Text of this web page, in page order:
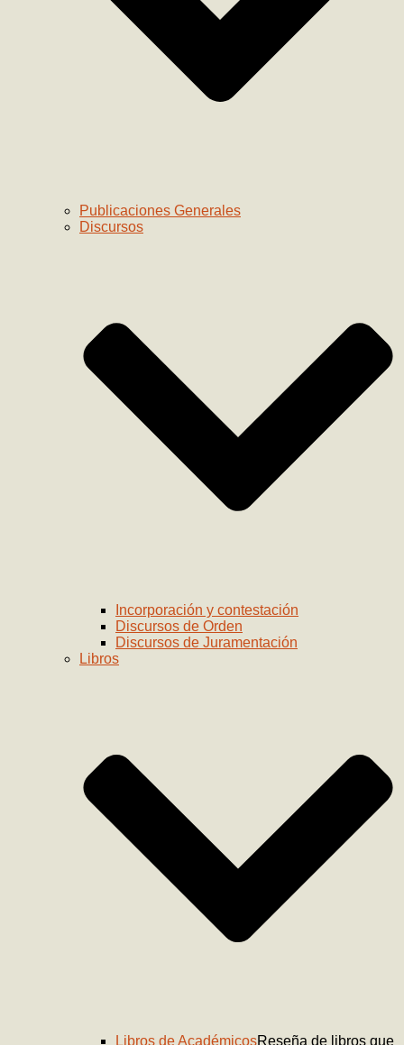
Publicaciones Generales
Discursos
Incorporación y contestación
Discursos de Orden
Discursos de Juramentación
Libros
Libros de AcadémicosReseña de libros que